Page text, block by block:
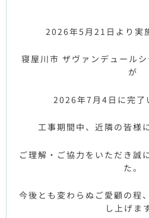
2026年5月21日より実
寝屋川市 ザヴァンデュール
が
2026年7月4日に完了
工事期間中、近隣の皆様
ご理解・ご協力をいただき誠
た。
今後とも変わらぬご愛顧の程
し上げま